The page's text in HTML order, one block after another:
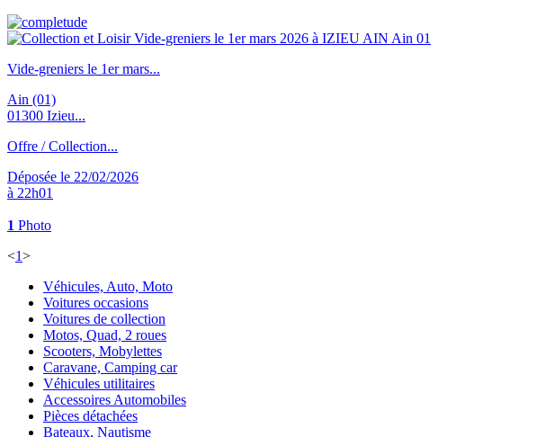
Vide-greniers le 1er mars...
Ain (01)
01300 Izieu...
Offre / Collection...
Déposée le 22/02/2026
à 22h01
1 Photo
<1>
Véhicules, Auto, Moto
Voitures occasions
Voitures de collection
Motos, Quad, 2 roues
Scooters, Mobylettes
Caravane, Camping car
Véhicules utilitaires
Accessoires Automobiles
Pièces détachées
Bateaux, Nautisme